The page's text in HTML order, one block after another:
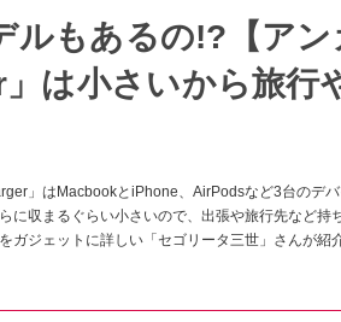
ルもあるの!?【ア
」は小さいから旅
」はMacbookとiPhone、AirPodsなど3台のデ
に収まるぐらい小さいので、出張や旅行先など持
ガジェットに詳しい「セゴリータ三世」さんが紹